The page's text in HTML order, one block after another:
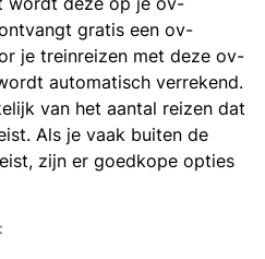
gratis een ov-
je treinreizen met deze ov-
automatisch verrekend.
van het aantal reizen dat
Als je vaak buiten de
zijn er goedkope opties